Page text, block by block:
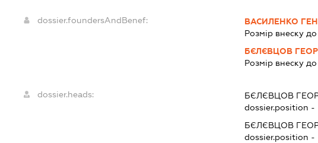
dossier.foundersAndBenef:
ВАСИЛЕНКО
Розмір внеску
БЄЛЄВЦОВ
Розмір внеску
dossier.heads: БЄЛЄВЦОВ
dossier.position -
БЄЛЄВЦОВ
dossier.position -